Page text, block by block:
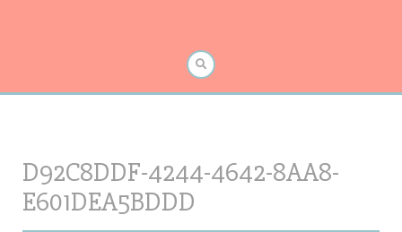
D92C8DDF-4244-4642-8AA8-
E601DEA5BDDD